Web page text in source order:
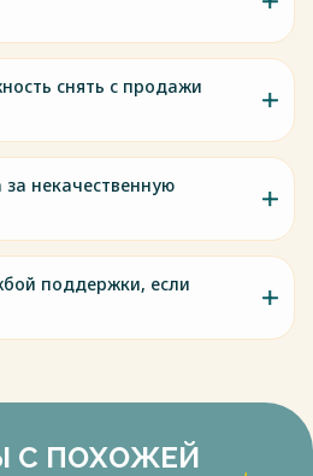
снять с продажи
за некачественную
поддержки, если
С ПОХОЖЕЙ